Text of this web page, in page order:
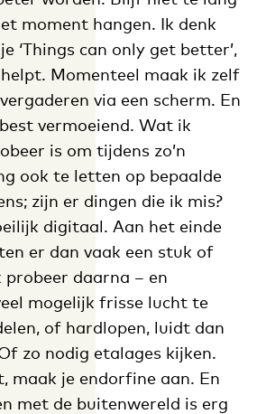
moment hangen. Ik denk
‘Things can only get better’,
Momenteel maak ik zelf
via een scherm. En
vermoeiend. Wat ik
is om tijdens zo’n
ook te letten op bepaalde
zijn er dingen die ik mis?
digitaal. Aan het einde
er dan vaak een stuk of
probeer daarna – en
mogelijk frisse lucht te
of hardlopen, luidt dan
zo nodig etalages kijken.
maak je endorfine aan. En
met de buitenwereld is erg